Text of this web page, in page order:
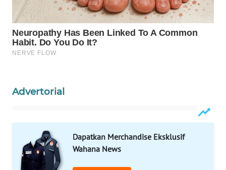
Advertorial
Dapatkan Merchandise Eksklusif
Wahana News
WAHANA
SPORT
WAHANA
PERSONA